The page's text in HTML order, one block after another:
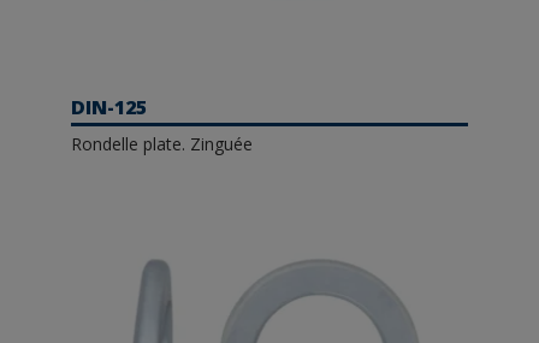
DIN-125
Rondelle plate. Zinguée